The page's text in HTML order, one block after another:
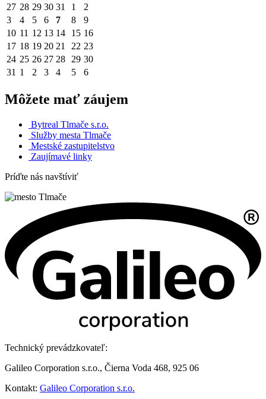
27 28 29 30 31 1
2
3
4 5 6 7 8
9
10 11 12 13 14 15 16
17 18 19 20 21 22 23
24 25 26 27 28 29 30
31 1 2 3 4 5 6
Môžete mať záujem
Bytreal Tlmače s.r.o.
Služby mesta Tlmače
Mestské zastupitelstvo
Zaujímavé linky
Príďte nás navštíviť
Technický prevádzkovateľ:
Galileo Corporation s.r.o., Čierna Voda 468, 925 06
Kontakt: Galileo Corporation s.r.o.